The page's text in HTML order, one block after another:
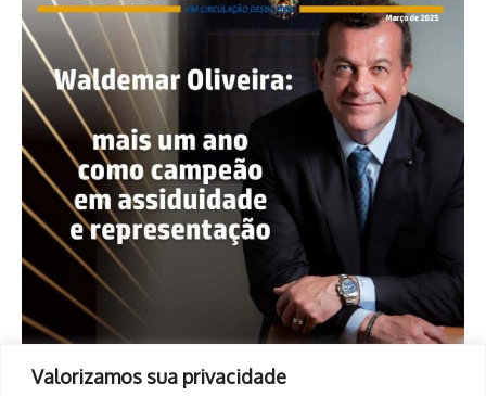
Valorizamos sua privacidade